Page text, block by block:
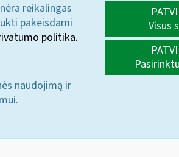
reikalingas
pakeisdami
politika.
naudojimą ir
Visus